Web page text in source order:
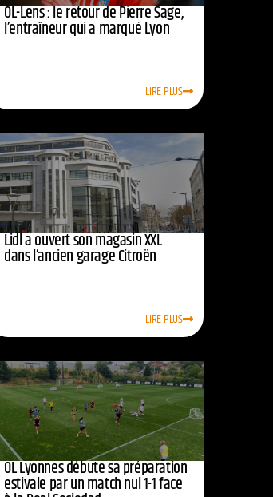
OL-Lens : le retour de Pierre Sage,
l’entraîneur qui a marqué Lyon
LIRE PLUS
Lidl a ouvert son magasin XXL
dans l’ancien garage Citroën
LIRE PLUS
OL Lyonnes débute sa préparation
estivale par un match nul 1-1 face